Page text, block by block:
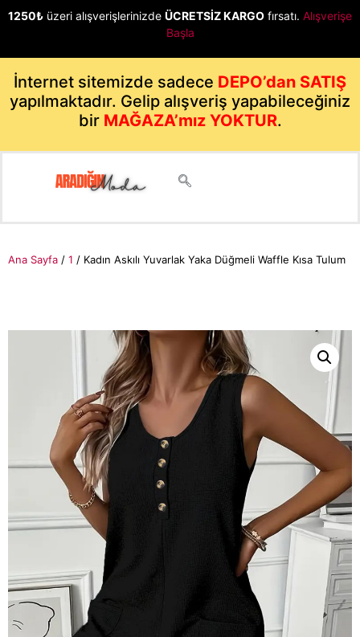
1250₺ üzeri alışverişlerinizde ÜCRETSİZ KARGO fırsatı. Alışverişe
Başla
İnternet sitemizde sadece DEPO’dan SATIŞ
yapılmaktadır. Gelip alışveriş yapabileceğiniz
bir MAĞAZA’mız YOKTUR.
Ana Sayfa / 1 / Kadın Askılı Yuvarlak Yaka Düğmeli Waffle Kısa Tulum